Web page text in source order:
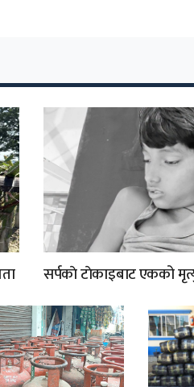
सर्पकाे टाेकाइबाट एकको